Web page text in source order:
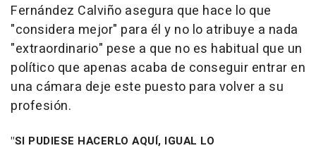
Fernández Calviño asegura que hace lo que
"considera mejor" para él y no lo atribuye a nada
"extraordinario" pese a que no es habitual que un
político que apenas acaba de conseguir entrar en
una cámara deje este puesto para volver a su
profesión.
"SI PUDIESE HACERLO AQUÍ, IGUAL LO